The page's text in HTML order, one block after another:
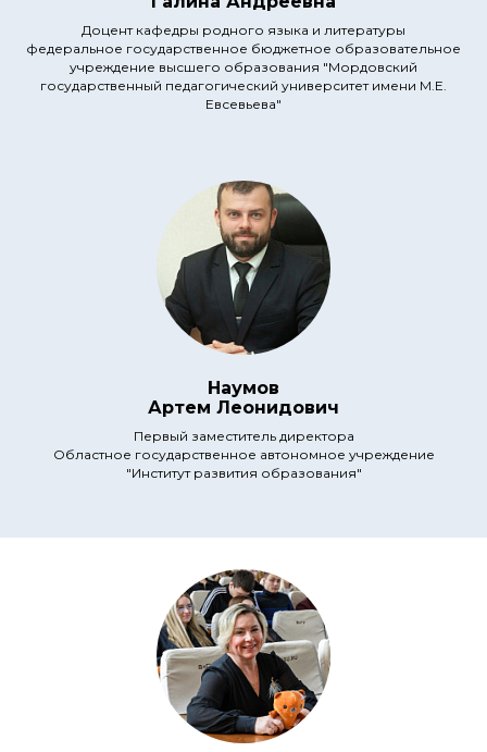
Доцент кафедры родного языка и литературы
федеральное государственное бюджетное образовательное
учреждение высшего образования "Мордовский
государственный педагогический университет имени М.Е.
Евсевьева"
Наумов
Артем Леонидович
Первый заместитель директора
Областное государственное автономное учреждение
"Институт развития образования"